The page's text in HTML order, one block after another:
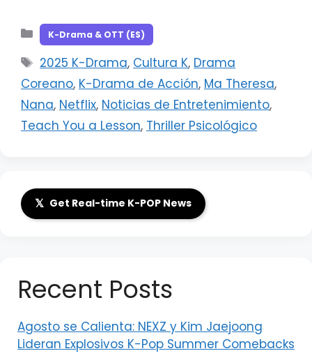
Categorías
K-Drama & OTT (ES)
Etiquetas
2025 K-Drama, Cultura K, Drama
Coreano, K-Drama de Acción, Ma Theresa,
Nana, Netflix, Noticias de Entretenimiento,
Teach You a Lesson, Thriller Psicológico
𝕏 Get Real-time K-POP News
Recent Posts
Agosto se Calienta: NEXZ y Kim Jaejoong
Lideran Explosivos K-Pop Summer Comebacks